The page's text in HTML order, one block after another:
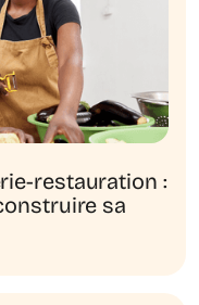
restauration :
sa